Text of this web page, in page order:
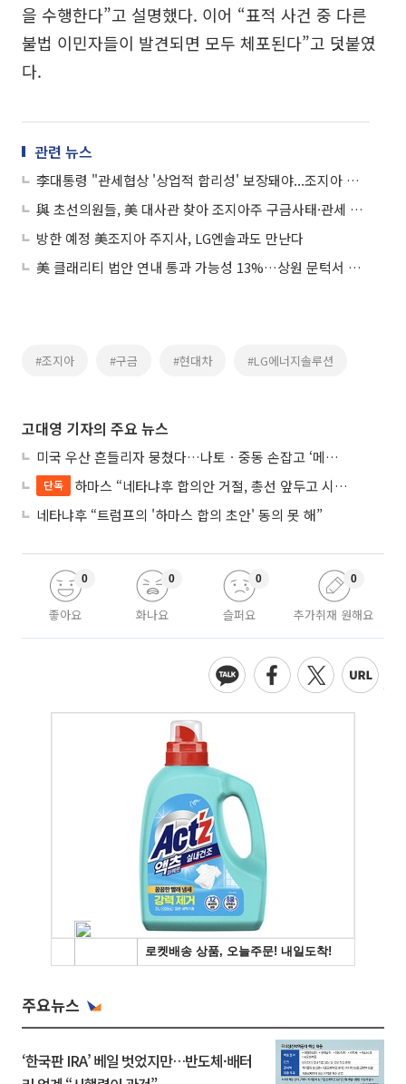
을 수행한다”고 설명했다. 이어 “표적 사건 중 다른
불법 이민자들이 발견되면 모두 체포된다”고 덧붙였
다.
관련 뉴스
李대통령 "관세협상 '상업적 합리성' 보장돼야...조지아 사태, 재발 안돼"
與 초선의원들, 美 대사관 찾아 조지아주 구금사태·관세 문제 항의
방한 예정 美조지아 주지사, LG엔솔과도 만난다
美 클래리티 법안 연내 통과 가능성 13%…상원 문턱서 제동
#조지아 #구금 #현대차 #LG에너지솔루션
고대영 기자의 주요 뉴스
미국 우산 흔들리자 뭉쳤다…나토ㆍ중동 손잡고 ‘메카 공동방위’ 조약 체결
단독
하마스 “네타냐후 합의안 거절, 총선 앞두고 시간 끌기”
네타냐후 “트럼프의 '하마스 합의 초안' 동의 못 해”
좋아요
0
화나요
0
슬퍼요
0
추가취재 원해요
0
주요뉴스
‘한국판 IRA’ 베일 벗었지만…반도체·배터